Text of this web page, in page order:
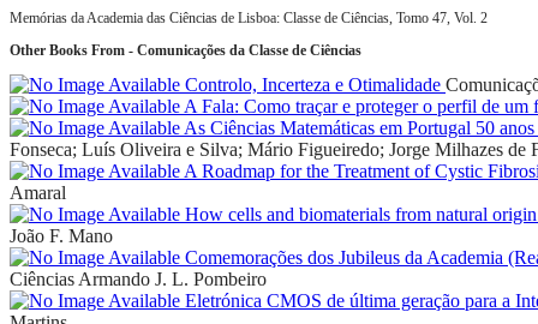
Memórias da Academia das Ciências de Lisboa: Classe de Ciências, Tomo 47, Vol. 2
Other Books From - Comunicações da Classe de Ciências
Controlo, Incerteza e Otimalidade
A Fala: Como traçar e proteger o perfil de um
As Ciências Matemáticas em Portugal 50
Fonseca; Luís Oliveira e Silva; Mário Figueiredo; Jorge Milhazes de
A Roadmap for the Treatment of Cystic
Amaral
How cells and biomaterials from natural
João F. Mano
Comemorações dos Jubileus da Academia
Ciências Armando J. L. Pombeiro
Eletrónica CMOS de última geração para a